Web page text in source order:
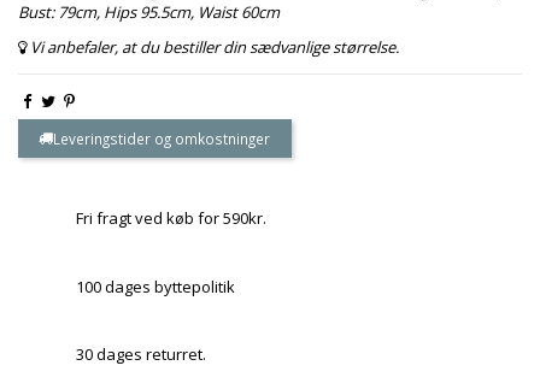
Bust: 79cm, Hips 95.5cm, Waist 60cm
Vi anbefaler, at du bestiller din sædvanlige størrelse.
Leveringstider og omkostninger
Fri fragt ved køb for 590kr.
100 dages byttepolitik
30 dages returret.